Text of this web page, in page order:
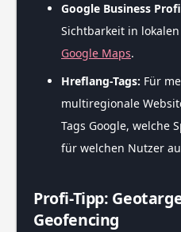
Google Business
Sichtbarkeit in
Google Maps.
Hreflang-Tags: Für
multiregionale
Tags Google, welche
für welchen Nutzer
Profi-Tipp:
Geofencing